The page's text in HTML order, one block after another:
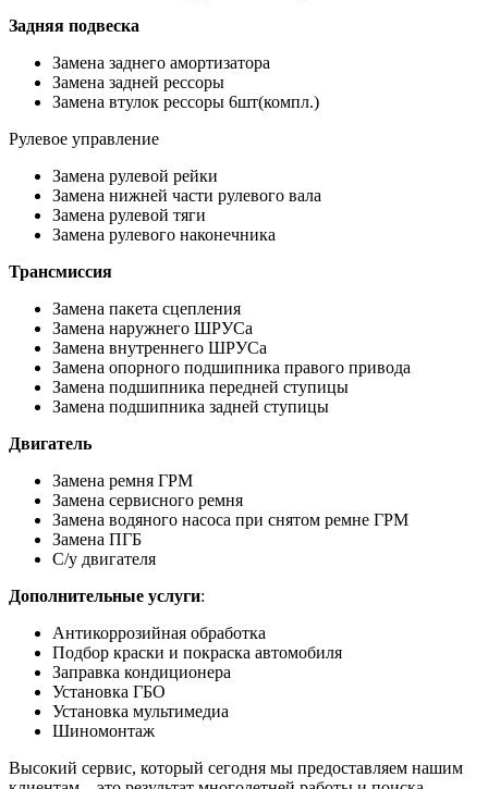
Задняя подвеска
Замена заднего амортизатора
Замена задней рессоры
Замена втулок рессоры 6шт(компл.)
Рулевое управление
Замена рулевой рейки
Замена нижней части рулевого вала
Замена рулевой тяги
Замена рулевого наконечника
Трансмиссия
Замена пакета сцепления
Замена наружнего ШРУСа
Замена внутреннего ШРУСа
Замена опорного подшипника правого привода
Замена подшипника передней ступицы
Замена подшипника задней ступицы
Двигатель
Замена ремня ГРМ
Замена сервисного ремня
Замена водяного насоса при снятом ремне ГРМ
Замена ПГБ
С/у двигателя
Дополнительные услуги:
Антикоррозийная обработка
Подбор краски и покраска автомобиля
Заправка кондиционера
Установка ГБО
Установка мультимедиа
Шиномонтаж
Высокий сервис, который сегодня мы предоставляем нашим